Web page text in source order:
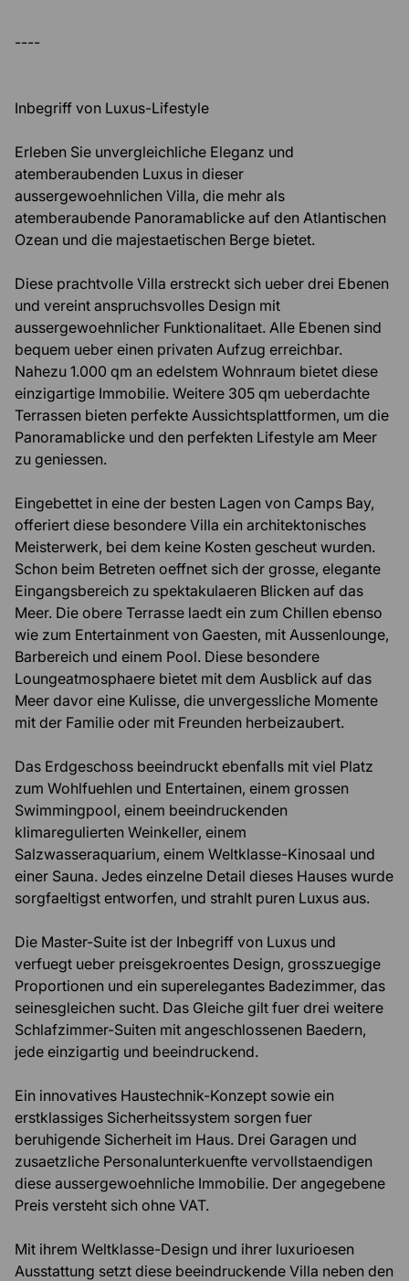
----
Inbegriff von Luxus-Lifestyle
Erleben Sie unvergleichliche Eleganz und
atemberaubenden Luxus in dieser
aussergewoehnlichen Villa, die mehr als
atemberaubende Panoramablicke auf den Atlantischen
Ozean und die majestaetischen Berge bietet.
Diese prachtvolle Villa erstreckt sich ueber drei Ebenen
und vereint anspruchsvolles Design mit
aussergewoehnlicher Funktionalitaet. Alle Ebenen sind
bequem ueber einen privaten Aufzug erreichbar.
Nahezu 1.000 qm an edelstem Wohnraum bietet diese
einzigartige Immobilie. Weitere 305 qm ueberdachte
Terrassen bieten perfekte Aussichtsplattformen, um die
Panoramablicke und den perfekten Lifestyle am Meer
zu geniessen.
Eingebettet in eine der besten Lagen von Camps Bay,
offeriert diese besondere Villa ein architektonisches
Meisterwerk, bei dem keine Kosten gescheut wurden.
Schon beim Betreten oeffnet sich der grosse, elegante
Eingangsbereich zu spektakulaeren Blicken auf das
Meer. Die obere Terrasse laedt ein zum Chillen ebenso
wie zum Entertainment von Gaesten, mit Aussenlounge,
Barbereich und einem Pool. Diese besondere
Loungeatmosphaere bietet mit dem Ausblick auf das
Meer davor eine Kulisse, die unvergessliche Momente
mit der Familie oder mit Freunden herbeizaubert.
Das Erdgeschoss beeindruckt ebenfalls mit viel Platz
zum Wohlfuehlen und Entertainen, einem grossen
Swimmingpool, einem beeindruckenden
klimaregulierten Weinkeller, einem
Salzwasseraquarium, einem Weltklasse-Kinosaal und
einer Sauna. Jedes einzelne Detail dieses Hauses wurde
sorgfaeltigst entworfen, und strahlt puren Luxus aus.
Die Master-Suite ist der Inbegriff von Luxus und
verfuegt ueber preisgekroentes Design, grosszuegige
Proportionen und ein superelegantes Badezimmer, das
seinesgleichen sucht. Das Gleiche gilt fuer drei weitere
Schlafzimmer-Suiten mit angeschlossenen Baedern,
jede einzigartig und beeindruckend.
Ein innovatives Haustechnik-Konzept sowie ein
erstklassiges Sicherheitssystem sorgen fuer
beruhigende Sicherheit im Haus. Drei Garagen und
zusaetzliche Personalunterkuenfte vervollstaendigen
diese aussergewoehnliche Immobilie. Der angegebene
Preis versteht sich ohne VAT.
Mit ihrem Weltklasse-Design und ihrer luxurioesen
Ausstattung setzt diese beeindruckende Villa neben den